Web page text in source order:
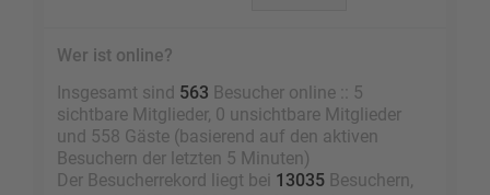
Wer ist online?
Insgesamt sind 563 Besucher online :: 5
sichtbare Mitglieder, 0 unsichtbare Mitglieder
und 558 Gäste (basierend auf den aktiven
Besuchern der letzten 5 Minuten)
Der Besucherrekord liegt bei 13035 Besuchern,